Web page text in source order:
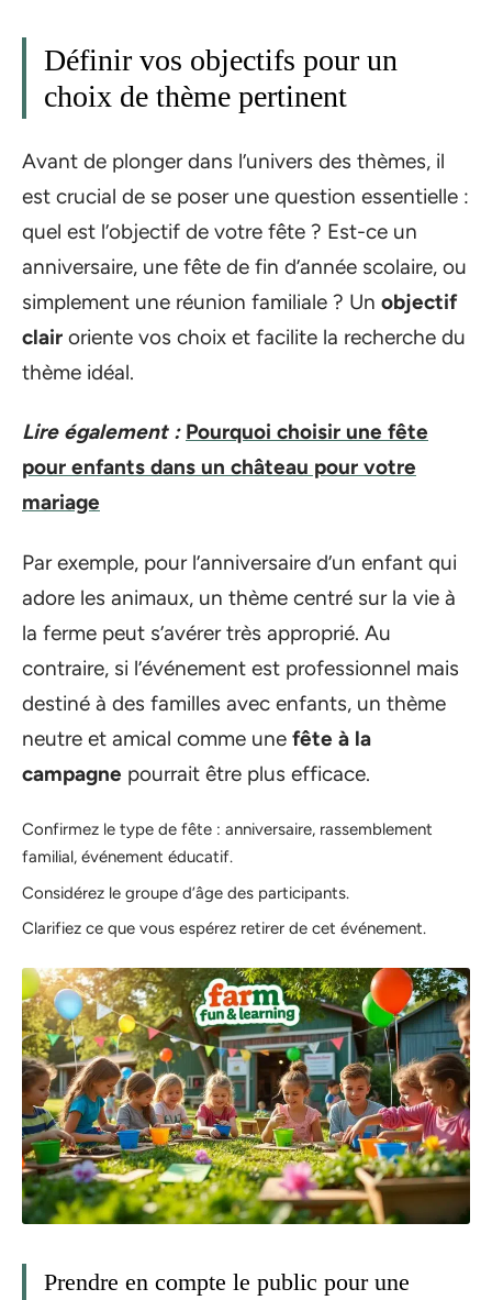
Définir vos objectifs pour un
choix de thème pertinent
Avant de plonger dans l’univers des thèmes, il
est crucial de se poser une question essentielle :
quel est l’objectif de votre fête ? Est-ce un
anniversaire, une fête de fin d’année scolaire, ou
simplement une réunion familiale ? Un objectif
clair oriente vos choix et facilite la recherche du
thème idéal.
Lire également : Pourquoi choisir une fête
pour enfants dans un château pour votre
mariage
Par exemple, pour l’anniversaire d’un enfant qui
adore les animaux, un thème centré sur la vie à
la ferme peut s’avérer très approprié. Au
contraire, si l’événement est professionnel mais
destiné à des familles avec enfants, un thème
neutre et amical comme une fête à la
campagne pourrait être plus efficace.
Confirmez le type de fête : anniversaire, rassemblement
familial, événement éducatif.
Considérez le groupe d’âge des participants.
Clarifiez ce que vous espérez retirer de cet événement.
Prendre en compte le public pour une